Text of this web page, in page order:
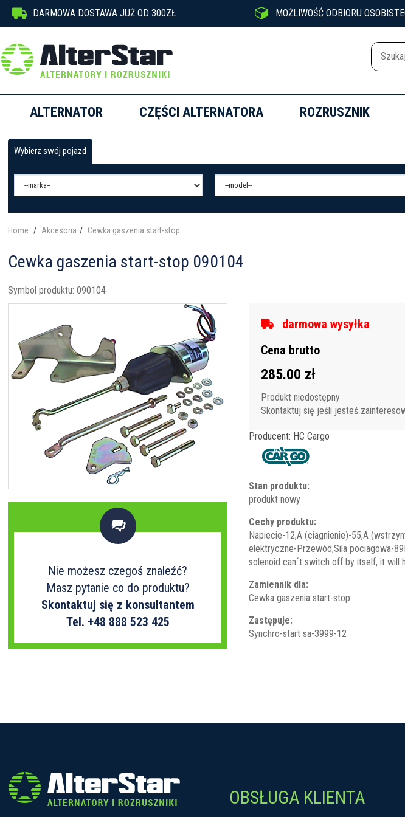
 DARMOWA DOSTAWA JUŻ OD 300ZŁ  MOŻLIWOŚĆ ODBIORU
ALTERNATOR CZĘŚCI ALTERNATORA ROZRUSZNIK
Wybierz swój pojazd
Home Akcesoria Cewka gaszenia start-stop
Cewka gaszenia start-stop 090104
Symbol produktu: 090104

Nie możesz czegoś znaleźć?
Masz pytanie co do produktu?
Skontaktuj się z konsultantem
Tel. +48 888 523 425
darmowa wysyłka
Cena brutto
285.00 zł
Produkt niedostępny
Skontaktuj się jeśli jesteś
Producent: HC Cargo
Stan produktu:
produkt nowy
Cechy produktu:
Napiecie-12,A (ciagnienie)-55,A
elektryczne-Przewód,Sila pociagowa-
solenoid can´t switch off by itself, it will
Zamiennik dla:
Cewka gaszenia start-stop
Zastępuje:
Synchro-start sa-3999-12
OBSŁUGA KLIENTA